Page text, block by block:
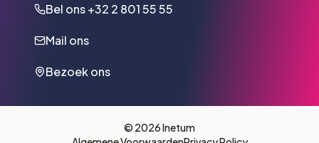
Bel ons+32 2 801 55 55
Mail ons
Bezoek ons
© 2026 Inetum